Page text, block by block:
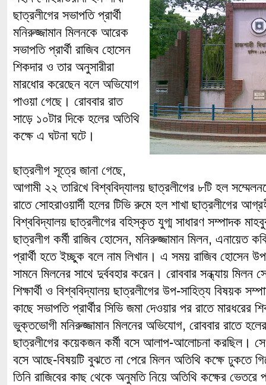
ছাত্রলীগের সভাপতি প্রার্থী
মনিরুজ্জামান মিলনকে আরেক
সভাপতি প্রার্থী রাজিব হোসেন
শিকদার ও তার অনুসারীরা
মারধোর করেছেন বলে অভিযোগ
পাওয়া গেছে। রোববার রাত
সাড়ে ১০টার দিকে হলের অতিথি
কক্ষে এ ঘটনা ঘটে।
ছাত্রলীগ সূত্রে জানা গেছে,
আগামী ২২ তারিখে বিশ্ববিদ্যালয় ছাত্রলীগের ৮টি হল
রাতে সোহরাওয়ার্দী হলের টিভি রুমে হল শাখা ছাত্রলীগের
বিশ্ববিদ্যালয় ছাত্রলীগের বহিস্কৃত যুগ্ম সাধারণ সম্পাদক
ছাত্রলীগ কর্মী রাজিব হোসেন, মনিরুজ্জামান মিলন, এনায়েত
প্রার্থী হতে ইচ্ছুক বলে নাম লিখান। এ সময় রাজিব হোসেন
সামনে মিলনের সাথে দুর্ববহার করেন। রোববার সন্ধ্যায় মিলন
শিক্ষার্থী ও বিশ্ববিদ্যালয় ছাত্রলীগের উপ-সাহিত্য বিষয়ক
কাছে সভাপতি প্রার্থীর সিভি জমা দেওয়ার পর রাতে মারধরের
ভুক্তভোগী মনিরুজ্জামান মিলনের অভিযোগ, রোববার রাতে
ছাত্রলীগের কয়েকজন কর্মী বসে আলাপ-আলোচনা করছিল।
বসে আছে-বিষয়টি বুঝতে না পেরে মিলন অতিথি কক্ষে ঢুকতে
তিনি রাজিবের কাছ থেকে অনুমতি নিয়ে অতিথি কক্ষের